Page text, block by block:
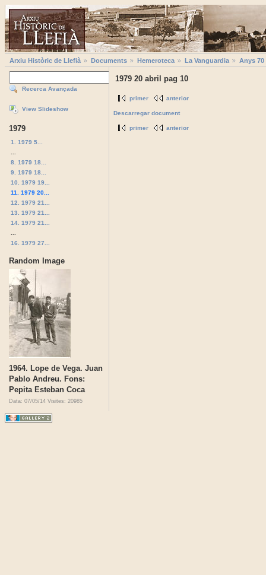
Arxiu Històric de Llefià Documents Hemeroteca La Vanguardia Anys 70
Recerca Avançada
View Slideshow
1979
1. 1979 5...
8. 1979 18...
9. 1979 18...
10. 1979 19...
11. 1979 20...
12. 1979 21...
13. 1979 21...
14. 1979 21...
16. 1979 27...
Random Image
1964. Lope de Vega. Juan
Pablo Andreu. Fons:
Pepita Esteban Coca
Data: 07/05/14 Visites: 20985
1979 20 abril pag 10
primer anterior
Descarregar document
primer anterior